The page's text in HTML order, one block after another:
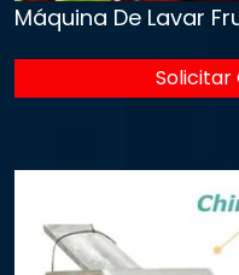
Máquina De Lavar
Solicitar